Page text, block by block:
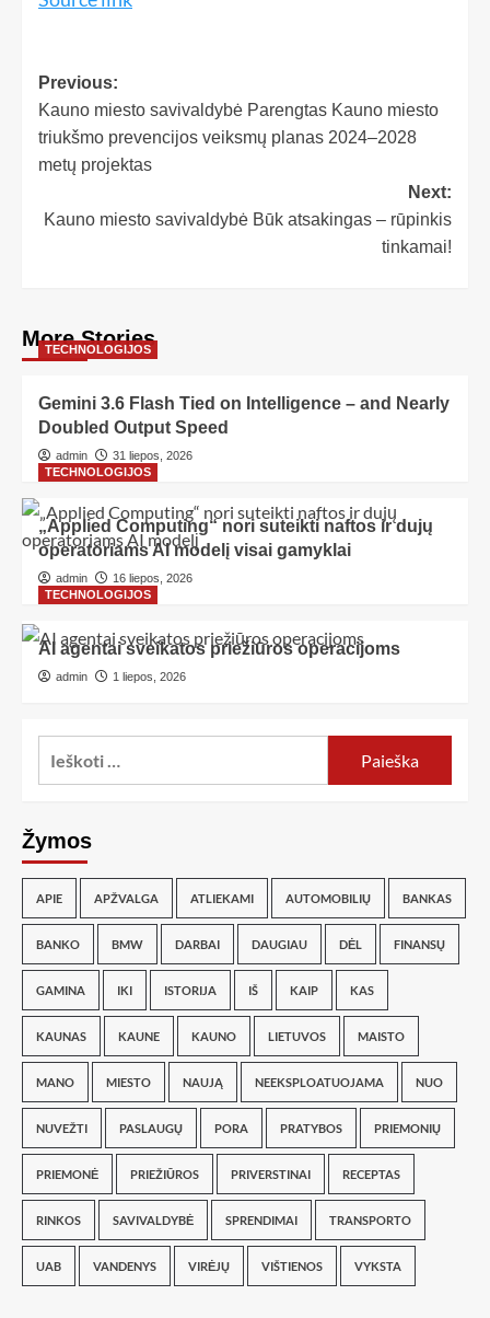
Previous:
Kauno miesto savivaldybė Parengtas Kauno miesto
triukšmo prevencijos veiksmų planas 2024–2028
metų projektas
Next:
Kauno miesto savivaldybė Būk atsakingas – rūpinkis
tinkamai!
More Stories
TECHNOLOGIJOS
Gemini 3.6 Flash Tied on Intelligence – and Nearly
Doubled Output Speed
admin
31 liepos, 2026
TECHNOLOGIJOS
„Applied Computing“ nori suteikti naftos ir dujų
operatoriams AI modelį visai gamyklai
admin
16 liepos, 2026
TECHNOLOGIJOS
AI agentai sveikatos priežiūros operacijoms
admin 1 liepos, 2026
Žymos
APIE APŽVALGA ATLIEKAMI AUTOMOBILIŲ BANKAS
BANKO BMW DARBAI DAUGIAU DĖL FINANSŲ
GAMINA IKI ISTORIJA IŠ KAIP KAS
KAUNAS KAUNE KAUNO LIETUVOS MAISTO
MANO MIESTO NAUJĄ NEEKSPLOATUOJAMA NUO
NUVEŽTI PASLAUGŲ PORA PRATYBOS PRIEMONIŲ
PRIEMONĖ PRIEŽIŪROS PRIVERSTINAI RECEPTAS
RINKOS SAVIVALDYBĖ SPRENDIMAI TRANSPORTO
UAB VANDENYS VIRĖJŲ VIŠTIENOS VYKSTA